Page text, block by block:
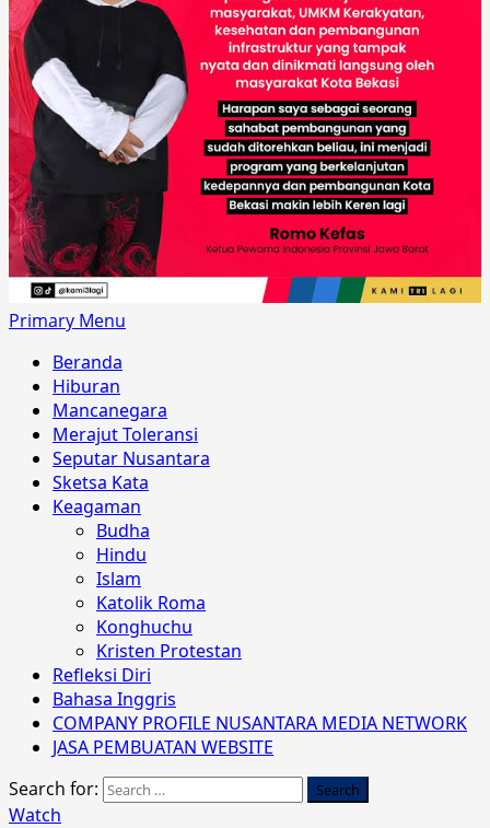
Primary Menu
Beranda
Hiburan
Mancanegara
Merajut Toleransi
Seputar Nusantara
Sketsa Kata
Keagaman
Budha
Hindu
Islam
Katolik Roma
Konghuchu
Kristen Protestan
Refleksi Diri
Bahasa Inggris
COMPANY PROFILE NUSANTARA MEDIA NETWORK
JASA PEMBUATAN WEBSITE
Search for:
Watch